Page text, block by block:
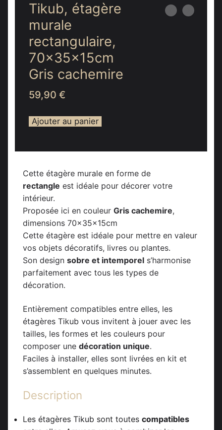
Tikub, étagère
murale
rectangulaire,
70x35x15cm
Gris cachemire
59,90 €
Ajouter au panier
Cette étagère murale en forme de
rectangle est idéale pour décorer votre
intérieur.
Proposée ici en couleur Gris cachemire,
dimensions 70x35x15cm
Cette étagère est idéale pour mettre en valeur
vos objets décoratifs, livres ou plantes.
Son design sobre et intemporel s’harmonise
parfaitement avec tous les types de
décoration.
Entièrement compatibles entre elles, les
étagères Tikub vous invitent à jouer avec les
tailles, les formes et les couleurs pour
composer une décoration unique.
Faciles à installer, elles sont livrées en kit et
s’assemblent en quelques minutes.
Description
Les étagères Tikub sont toutes compatibles